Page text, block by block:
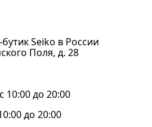
Seiko в России
Поля, д. 28
10:00 до 20:00
до 20:00